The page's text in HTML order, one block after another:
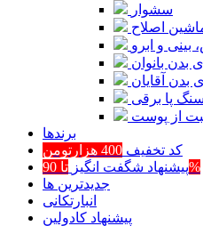
سشوار
اصلاح
و ابرو
بدن بانوان
بدن آقایان
سنگ پا برقی
از پوست
برند‌ها
کد تخفیف 400 هزارتومن
پیشنهاد شگفت انگیزتا 90%
جدیدترین ها
انبارتکانی
پیشنهاد کادولین